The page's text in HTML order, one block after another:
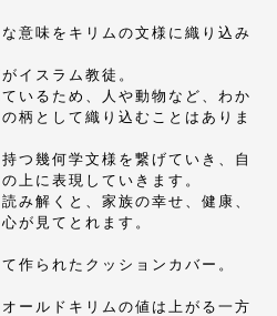
意味をキリムの文様に織り込み
イスラム教徒。
いるため、人や動物など、わか
柄として織り込むことはありま
つ幾何学文様を繋げていき、自
上に表現していきます。
み解くと、家族の幸せ、健康、
が見てとれます。
作られたクッションカバー。
ールドキリムの値は上がる一方